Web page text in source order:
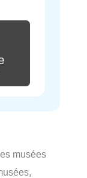
musées